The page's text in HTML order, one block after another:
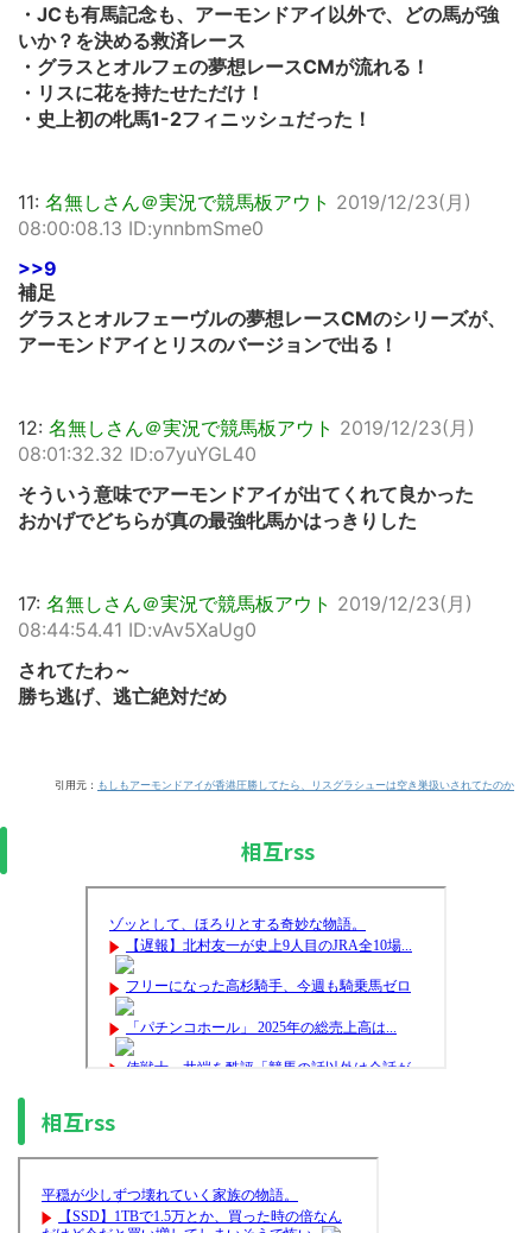
・JCも有馬記念も、アーモンドアイ以外で、どの馬が強
いか？を決める救済レース
・グラスとオルフェの夢想レースCMが流れる！
・リスに花を持たせただけ！
・史上初の牝馬1-2フィニッシュだった！
11: 名無しさん＠実況で競馬板アウト 2019/12/23(月)
08:00:08.13 ID:ynnbmSme0
>>9
補足
グラスとオルフェーヴルの夢想レースCMのシリーズが、
アーモンドアイとリスのバージョンで出る！
12: 名無しさん＠実況で競馬板アウト 2019/12/23(月)
08:01:32.32 ID:o7yuYGL40
そういう意味でアーモンドアイが出てくれて良かった
おかげでどちらが真の最強牝馬かはっきりした
17: 名無しさん＠実況で競馬板アウト 2019/12/23(月)
08:44:54.41 ID:vAv5XaUg0
されてたわ～
勝ち逃げ、逃亡絶対だめ
引用元： もしもアーモンドアイが香港圧勝してたら、リスグラシューは空き巣扱いされてたのか
相互rss
相互rss